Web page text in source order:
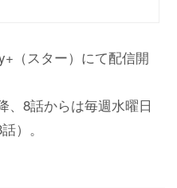
（スター）にて配信開
、8話からは毎週水曜日
）。